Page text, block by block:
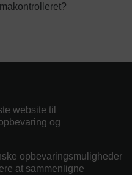
website til
og
opbevaringsmuligheder
at sammenligne